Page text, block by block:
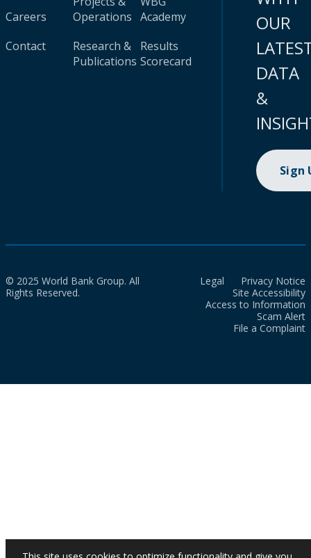
Careers
Contact
Operations
Research &
Publications
Academy
Results
Scorecard
OUR
DATA
&
Sign
© 2025 World Bank Group. All
Rights Reserved.
Legal
Privacy Notice
Site Accessibility
Access to Information
Scam Alert
File a Complaint